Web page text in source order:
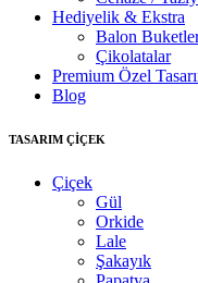
Hediyelik & Ekstra
Balon
Çikolatalar
Premium Özel
Blog
TASARIM ÇİÇEK
Çiçek
Gül
Orkide
Lale
Şakayık